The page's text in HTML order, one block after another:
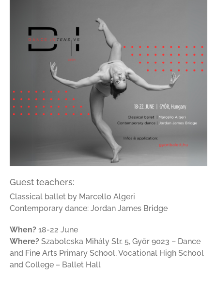
Guest teachers:
Classical ballet by Marcello Algeri
Contemporary dance: Jordan James Bridge
When? 18-22 June
Where? Szabolcska Mihály Str. 5, Győr 9023 – Dance
and Fine Arts Primary School, Vocational High School
and College – Ballet Hall